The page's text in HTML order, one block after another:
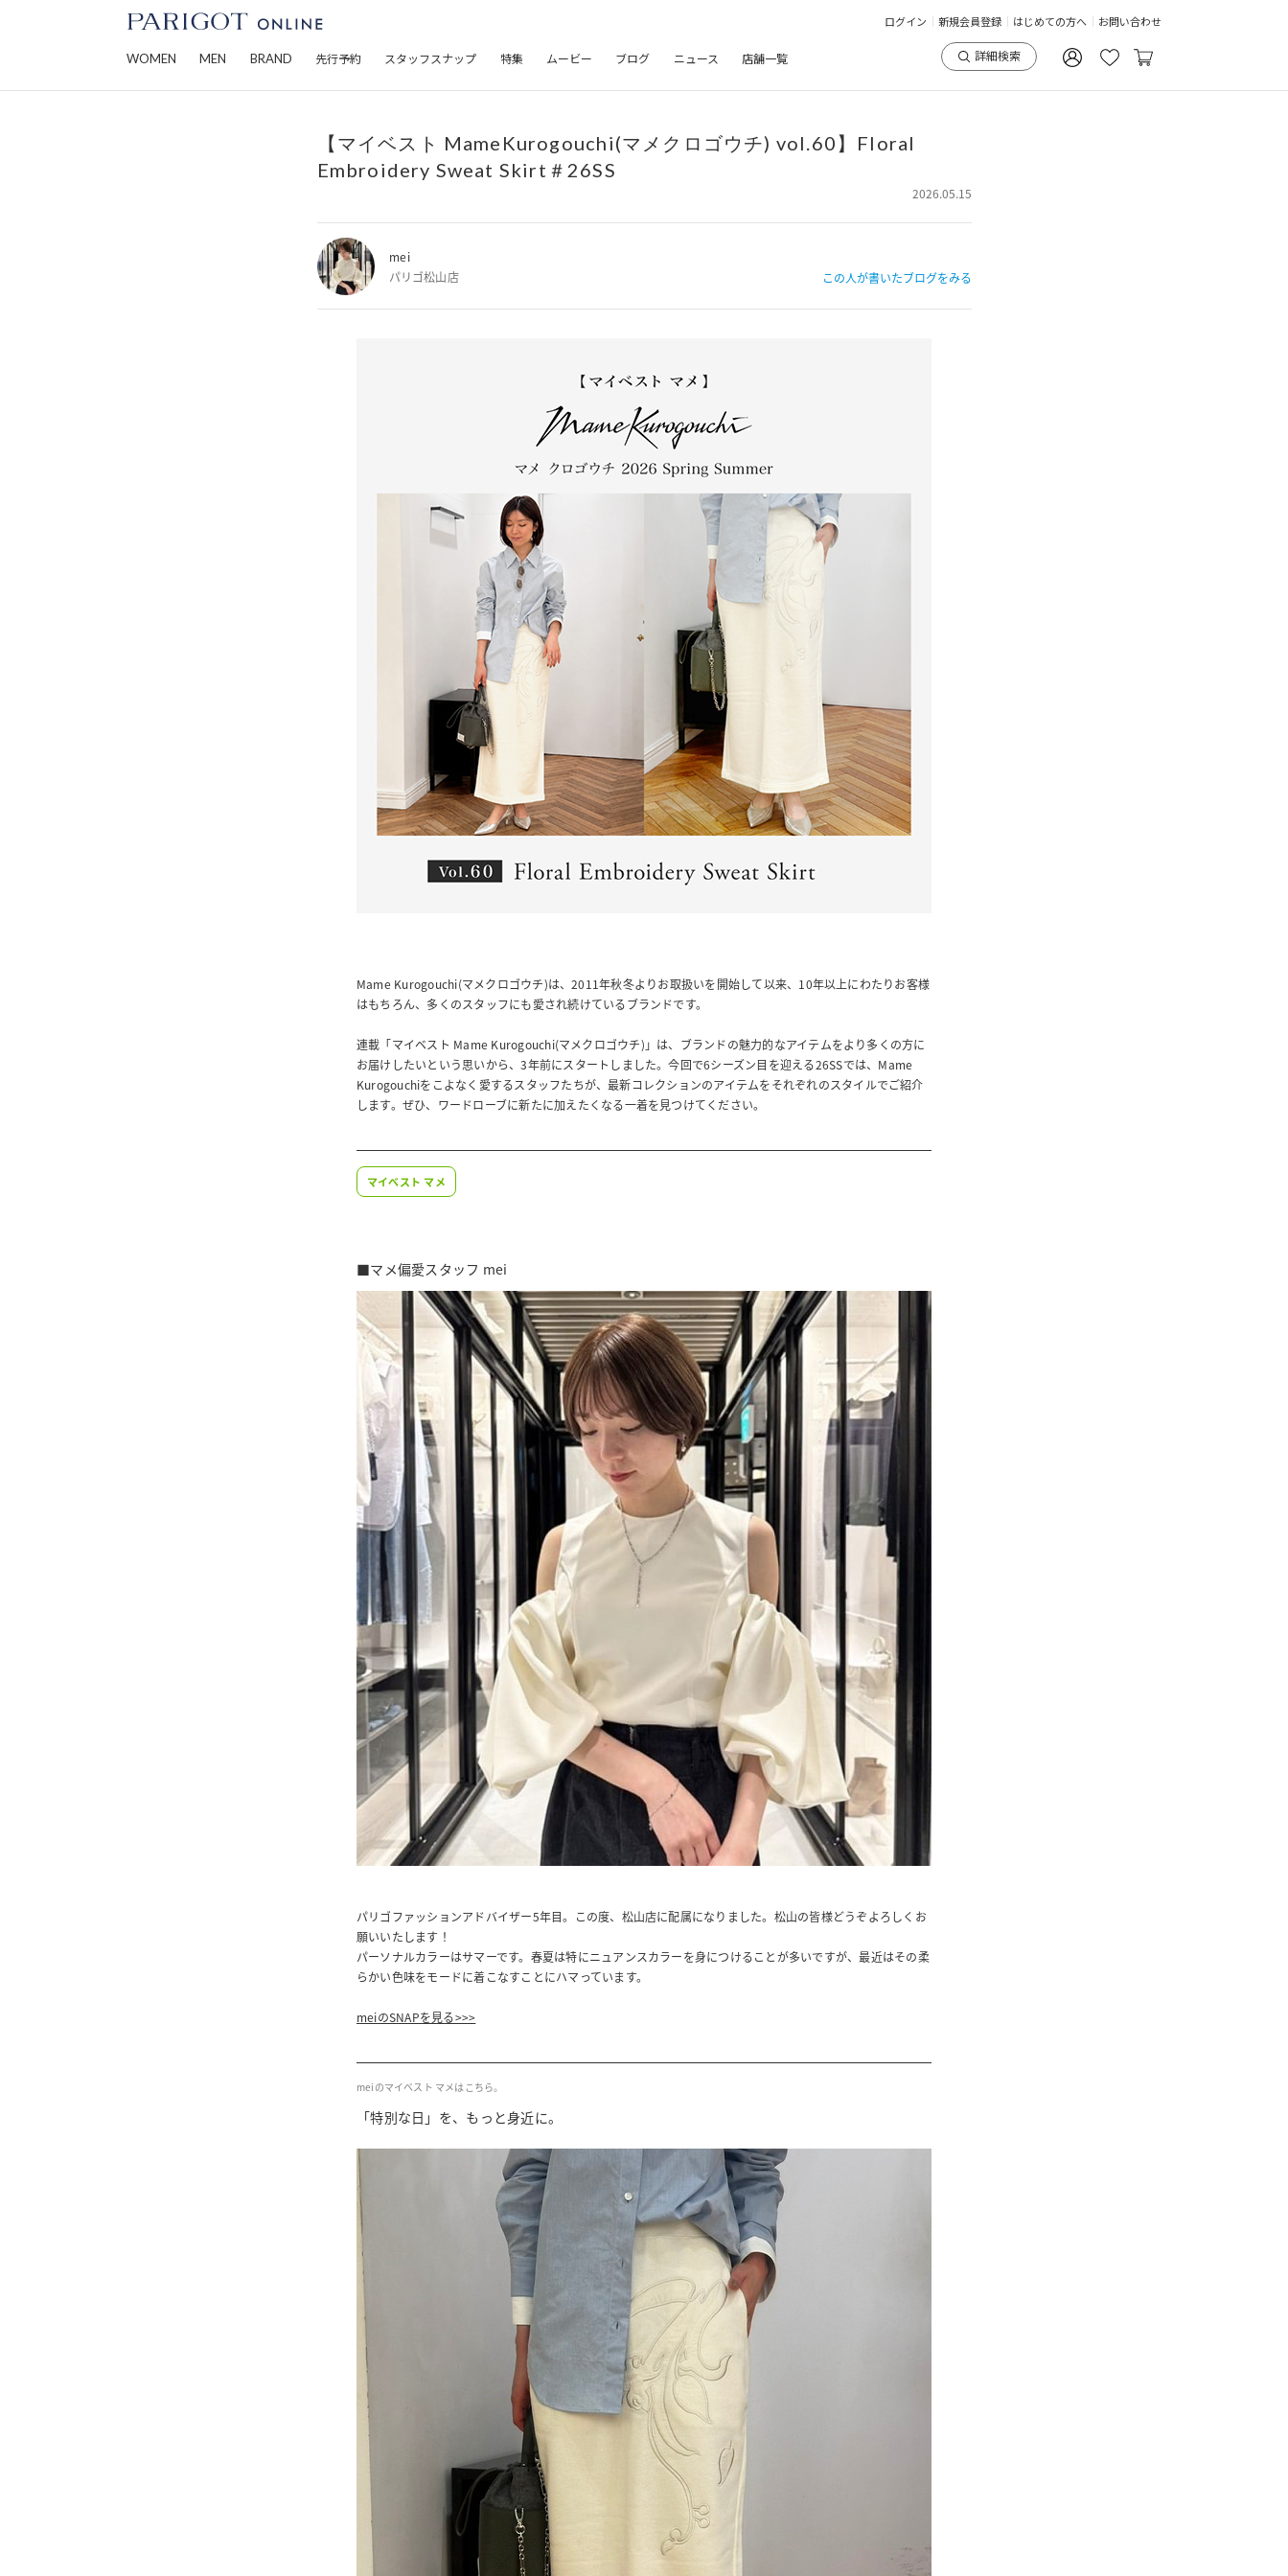
ログイン 新規会員登録 はじめての方へ お問い合わせ
WOMEN MEN BRAND 先行予約 スタッフスナップ 特集 ムービー ブログ ニュース 店舗一覧 詳細検索
【マイベスト MameKurogouchi(マメクロゴウチ) vol.60】Floral
Embroidery Sweat Skirt＃26SS
2026.05.15
mei
パリゴ松山店
この人が書いたブログをみる
Mame Kurogouchi(マメクロゴウチ)は、2011年秋冬よりお取扱いを開始して以来、10年以上にわたりお客様
はもちろん、多くのスタッフにも愛され続けているブランドです。
連載「マイベスト Mame Kurogouchi(マメクロゴウチ)」は、ブランドの魅力的なアイテムをより多くの方に
お届けしたいという思いから、3年前にスタートしました。今回で6シーズン目を迎える26SSでは、Mame
Kurogouchiをこよなく愛するスタッフたちが、最新コレクションのアイテムをそれぞれのスタイルでご紹介
します。ぜひ、ワードローブに新たに加えたくなる一着を見つけてください。
マイベスト マメ
■マメ偏愛スタッフ mei
パリゴファッションアドバイザー5年目。この度、松山店に配属になりました。松山の皆様どうぞよろしくお
願いいたします！
パーソナルカラーはサマーです。春夏は特にニュアンスカラーを身につけることが多いですが、最近はその柔
らかい色味をモードに着こなすことにハマっています。
meiのSNAPを見る>>>
meiのマイベスト マメはこちら。
「特別な日」を、もっと身近に。